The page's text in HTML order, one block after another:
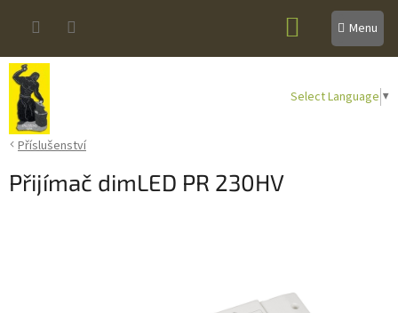
Select Language ▼
NÁKUPNÍ
KOŠÍK
Příslušenství
Přijímač dimLED PR 230HV